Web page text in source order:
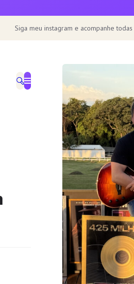
Siga meu instagram e acompanhe